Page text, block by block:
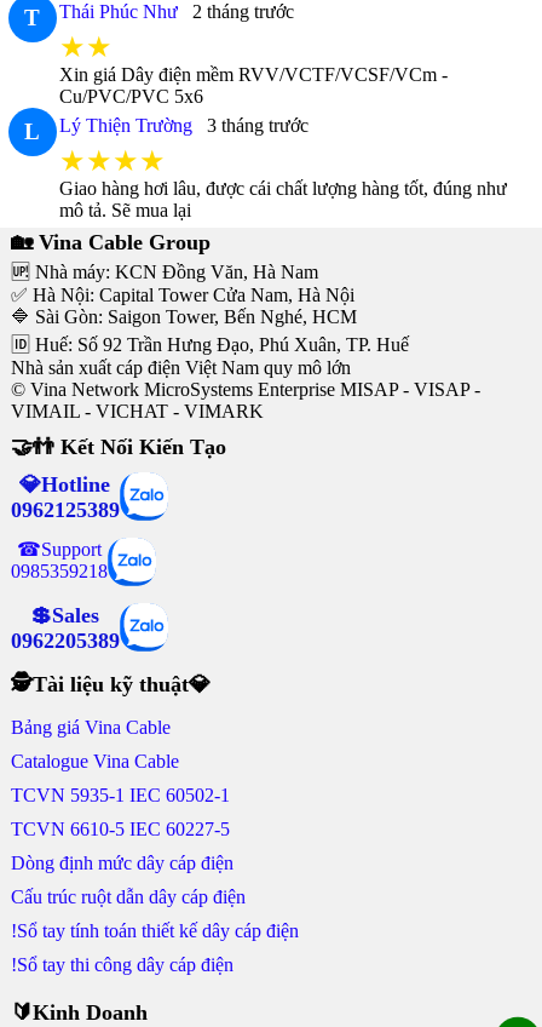
T Thái Phúc Như 2 tháng trước
★★
Xin giá Dây điện mềm RVV/VCTF/VCSF/VCm -
Cu/PVC/PVC 5x6
L Lý Thiện Trường 3 tháng trước
★★★★
Giao hàng hơi lâu, được cái chất lượng hàng tốt, đúng như
mô tả. Sẽ mua lại
🏡 Vina Cable Group
🆙 Nhà máy: KCN Đồng Văn, Hà Nam
✅ Hà Nội: Capital Tower Cửa Nam, Hà Nội
🔷 Sài Gòn: Saigon Tower, Bến Nghé, HCM
🆔 Huế: Số 92 Trần Hưng Đạo, Phú Xuân, TP. Huế
Nhà sản xuất cáp điện Việt Nam quy mô lớn
© Vina Network MicroSystems Enterprise MISAP - VISAP -
VIMAIL - VICHAT - VIMARK
🤝👬 Kết Nối Kiến Tạo
💎Hotline
0962125389
☎Support
0985359218
💲Sales
0962205389
🕵Tài liệu kỹ thuật💎
Bảng giá Vina Cable
Catalogue Vina Cable
TCVN 5935-1 IEC 60502-1
TCVN 6610-5 IEC 60227-5
Dòng định mức dây cáp điện
Cấu trúc ruột dẫn dây cáp điện
!Sổ tay tính toán thiết kế dây cáp điện
!Sổ tay thi công dây cáp điện
🔰Kinh Doanh